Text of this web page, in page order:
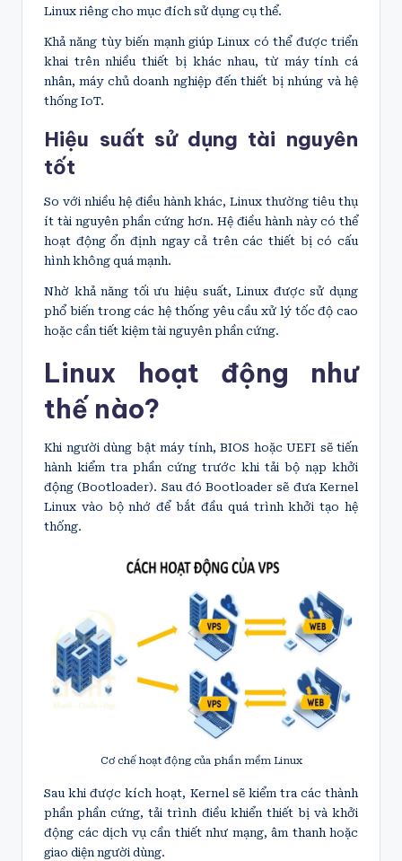
Linux riêng cho mục đích sử dụng cụ thể.
Khả năng tùy biến mạnh giúp Linux có thể được triển
khai trên nhiều thiết bị khác nhau, từ máy tính cá
nhân, máy chủ doanh nghiệp đến thiết bị nhúng và hệ
thống IoT.
Hiệu suất sử dụng tài nguyên
tốt
So với nhiều hệ điều hành khác, Linux thường tiêu thụ
ít tài nguyên phần cứng hơn. Hệ điều hành này có thể
hoạt động ổn định ngay cả trên các thiết bị có cấu
hình không quá mạnh.
Nhờ khả năng tối ưu hiệu suất, Linux được sử dụng
phổ biến trong các hệ thống yêu cầu xử lý tốc độ cao
hoặc cần tiết kiệm tài nguyên phần cứng.
Linux hoạt động như
thế nào?
Khi người dùng bật máy tính, BIOS hoặc UEFI sẽ tiến
hành kiểm tra phần cứng trước khi tải bộ nạp khởi
động (Bootloader). Sau đó Bootloader sẽ đưa Kernel
Linux vào bộ nhớ để bắt đầu quá trình khởi tạo hệ
thống.
Cơ chế hoạt động của phần mềm Linux
Sau khi được kích hoạt, Kernel sẽ kiểm tra các thành
phần phần cứng, tải trình điều khiển thiết bị và khởi
động các dịch vụ cần thiết như mạng, âm thanh hoặc
giao diện người dùng.